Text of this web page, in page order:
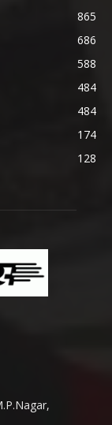
865
686
588
484
484
174
128